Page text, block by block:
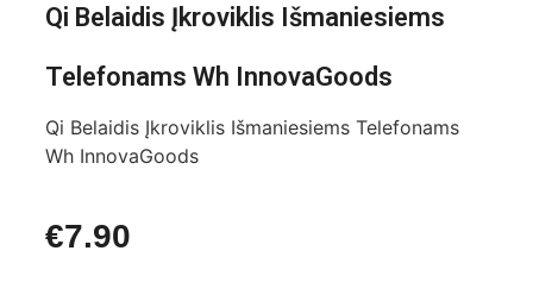
Qi Belaidis Įkroviklis Išmaniesiems
Telefonams Wh InnovaGoods
Qi Belaidis Įkroviklis Išmaniesiems Telefonams
Wh InnovaGoods
€7.90